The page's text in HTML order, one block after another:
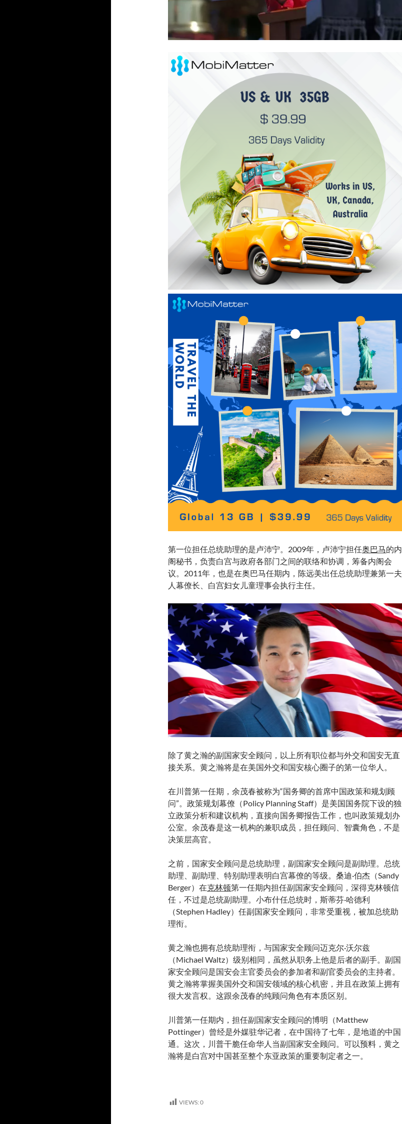
第一位担任总统助理的是卢沛宁。2009年，卢沛宁担任奥巴马的内
阁秘书，负责白宫与政府各部门之间的联络和协调，筹备内阁会
议。2011年，也是在奥巴马任期内，陈远美出任总统助理兼第一夫
人幕僚长、白宫妇女儿童理事会执行主任。
除了黄之瀚的副国家安全顾问，以上所有职位都与外交和国安无直
接关系。黄之瀚将是在美国外交和国安核心圈子的第一位华人。
在川普第一任期，余茂春被称为“国务卿的首席中国政策和规划顾
问”。政策规划幕僚（Policy Planning Staff）是美国国务院下设的独
立政策分析和建议机构，直接向国务卿报告工作，也叫政策规划办
公室。余茂春是这一机构的兼职成员，担任顾问、智囊角色，不是
决策层高官。
之前，国家安全顾问是总统助理，副国家安全顾问是副助理。总统
助理、副助理、特别助理表明白宫幕僚的等级。桑迪·伯杰（Sandy
Berger）在克林顿第一任期内担任副国家安全顾问，深得克林顿信
任，不过是总统副助理。小布什任总统时，斯蒂芬·哈德利
（Stephen Hadley）任副国家安全顾问，非常受重视，被加总统助
理衔。
黄之瀚也拥有总统助理衔，与国家安全顾问迈克尔·沃尔兹
（Michael Waltz）级别相同，虽然从职务上他是后者的副手。副国
家安全顾问是国安会主官委员会的参加者和副官委员会的主持者。
黄之瀚将掌握美国外交和国安领域的核心机密，并且在政策上拥有
很大发言权。这跟余茂春的纯顾问角色有本质区别。
川普第一任期内，担任副国家安全顾问的博明（Matthew
Pottinger）曾经是外媒驻华记者，在中国待了七年，是地道的中国
通。这次，川普干脆任命华人当副国家安全顾问。可以预料，黄之
瀚将是白宫对中国甚至整个东亚政策的重要制定者之一。
VIEWS: 0